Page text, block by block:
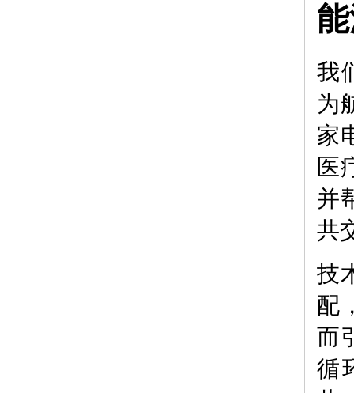
我
为
家
医
并
共
技
配
而
循